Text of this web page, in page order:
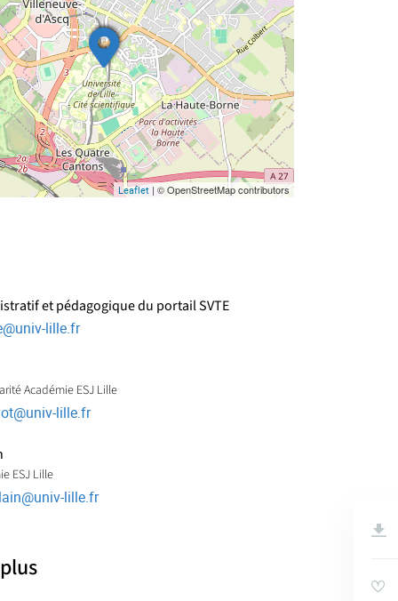
Leaflet | © OpenStreetMap contributors
et pédagogique du portail SVTE
@univ-lille.fr
Académie ESJ Lille
@univ-lille.fr
ESJ Lille
@univ-lille.fr